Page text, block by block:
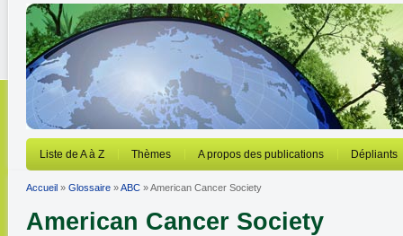
Liste de A à Z Thèmes A propos des publications Dépliants
Accueil » Glossaire »ABC » American Cancer Society
American Cancer Society